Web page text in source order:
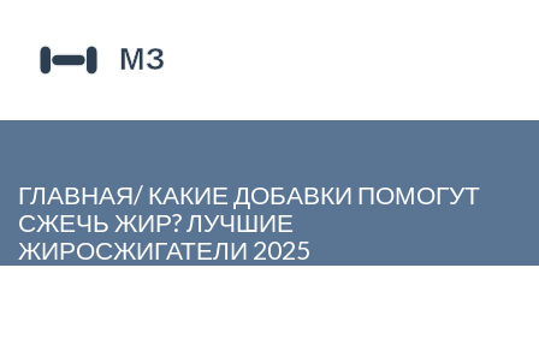
ГЛАВНАЯ/ КАКИЕ ДОБАВКИ ПОМОГУТ
СЖЕЧЬ ЖИР? ЛУЧШИЕ
ЖИРОСЖИГАТЕЛИ 2025